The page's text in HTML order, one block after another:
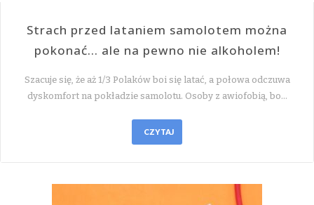
Strach przed lataniem samolotem można
pokonać… ale na pewno nie alkoholem!
Szacuje się, że aż 1/3 Polaków boi się latać, a połowa odczuwa
dyskomfort na pokładzie samolotu. Osoby z awiofobią, bo…
CZYTAJ